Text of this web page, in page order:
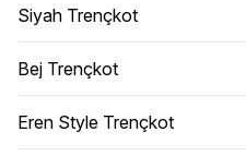
Siyah Trençkot
Bej Trençkot
Eren Style Trençkot